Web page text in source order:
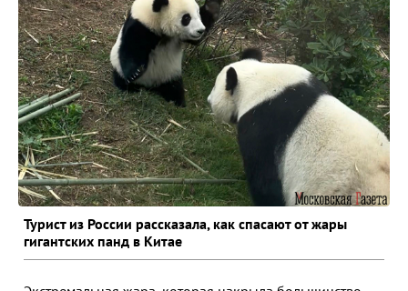
Турист из России рассказала, как спасают от жары
гигантских панд в Китае